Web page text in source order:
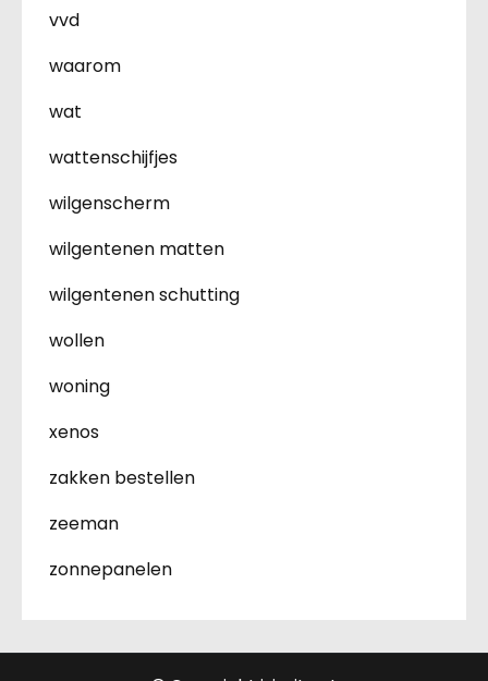
vvd
waarom
wat
wattenschijfjes
wilgenscherm
wilgentenen matten
wilgentenen schutting
wollen
woning
xenos
zakken bestellen
zeeman
zonnepanelen